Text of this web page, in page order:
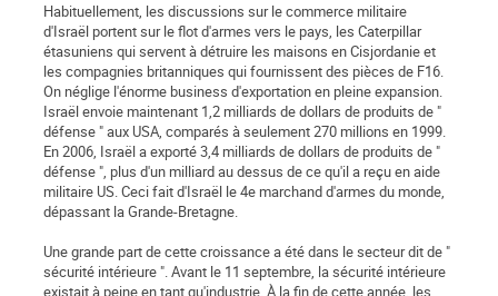
Habituellement, les discussions sur le commerce militaire
d'Israël portent sur le flot d'armes vers le pays, les Caterpillar
étasuniens qui servent à détruire les maisons en Cisjordanie et
les compagnies britanniques qui fournissent des pièces de F16.
On néglige l'énorme business d'exportation en pleine expansion.
Israël envoie maintenant 1,2 milliards de dollars de produits de "
défense " aux USA, comparés à seulement 270 millions en 1999.
En 2006, Israël a exporté 3,4 milliards de dollars de produits de "
défense ", plus d'un milliard au dessus de ce qu'il a reçu en aide
militaire US. Ceci fait d'Israël le 4e marchand d'armes du monde,
dépassant la Grande-Bretagne.
Une grande part de cette croissance a été dans le secteur dit de "
sécurité intérieure ". Avant le 11 septembre, la sécurité intérieure
existait à peine en tant qu'industrie. À la fin de cette année, les